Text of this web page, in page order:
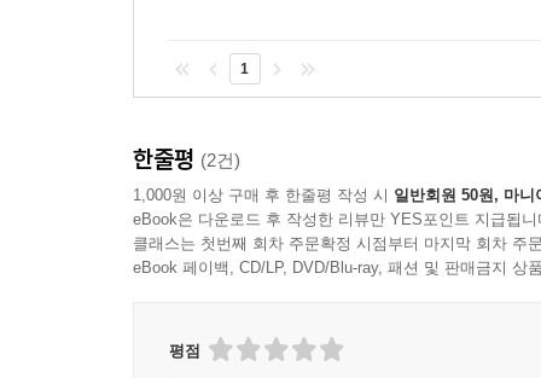
1
한줄평 (2건)
1,000원 이상 구매 후 한줄평 작성 시 일반회원 50원, 마니
eBook은 다운로드 후 작성한 리뷰만 YES포인트 지급됩니
클래스는 첫번째 회차 주문확정 시점부터 마지막 회차 주
eBook 페이백, CD/LP, DVD/Blu-ray, 패션 및 판매금지 상
평점